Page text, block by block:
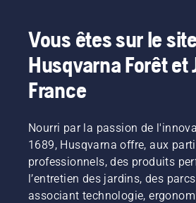
Vous êtes sur le
Husqvarna Forêt et
France
Nourri par la passion de
1689, Husqvarna offre, aux
professionnels, des produits
l’entretien des jardins, des
associant technologie,